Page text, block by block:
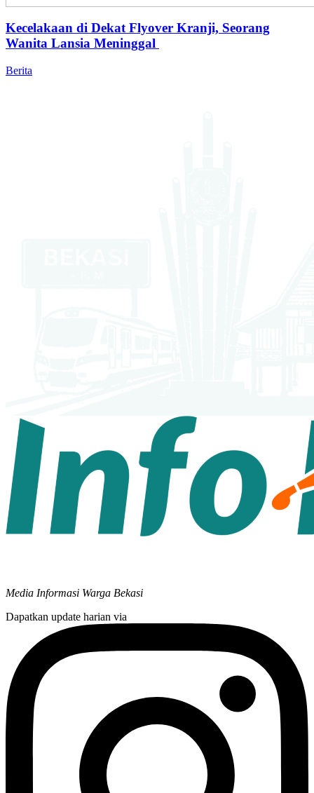
Kecelakaan di Dekat Flyover Kranji, Seorang
Wanita Lansia Meninggal
Berita
Media Informasi Warga Bekasi
Dapatkan update harian via